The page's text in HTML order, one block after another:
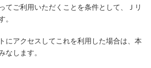
てご利用いただくことを条件として、Ｊリ
。
にアクセスしてこれを利用した場合は、本
なします。